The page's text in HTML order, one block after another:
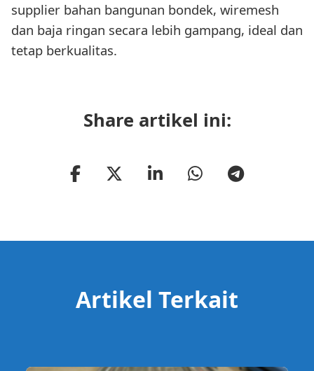
supplier bahan bangunan bondek, wiremesh
dan baja ringan secara lebih gampang, ideal dan
tetap berkualitas.
Share artikel ini:
Artikel Terkait